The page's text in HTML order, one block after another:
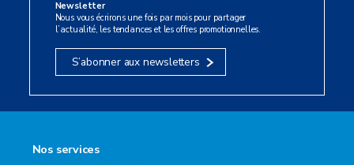
Newsletter
Nous vous écrirons une fois par mois pour partager
l’actualité, les tendances et les offres promotionnelles.
S’abonner aux newsletters
Nos services